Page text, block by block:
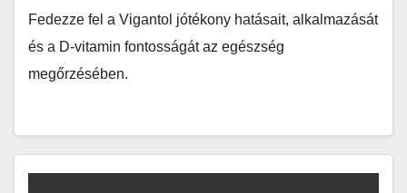
Fedezze fel a Vigantol jótékony hatásait, alkalmazását
és a D-vitamin fontosságát az egészség
megőrzésében.